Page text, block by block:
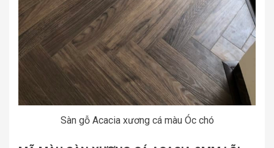
Sàn gỗ Acacia xương cá màu Óc chó